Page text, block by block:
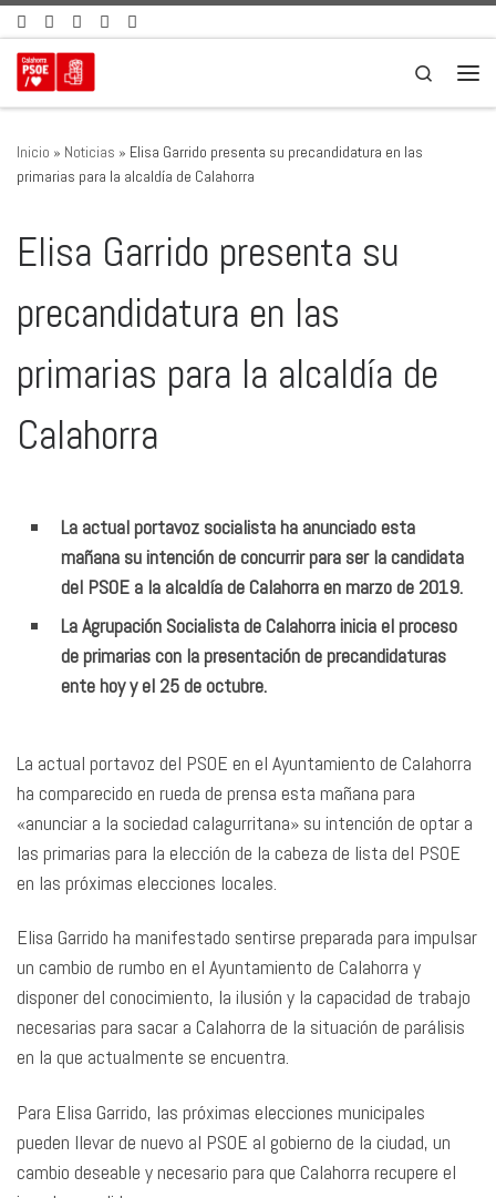
Saltar al contenido
Search
Inicio » Noticias » Elisa Garrido presenta su precandidatura en las
primarias para la alcaldía de Calahorra
Elisa Garrido presenta su
precandidatura en las
primarias para la alcaldía de
Calahorra
La actual portavoz socialista ha anunciado esta
mañana su intención de concurrir para ser la candidata
del PSOE a la alcaldía de Calahorra en marzo de 2019.
La Agrupación Socialista de Calahorra inicia el proceso
de primarias con la presentación de precandidaturas
ente hoy y el 25 de octubre.
La actual portavoz del PSOE en el Ayuntamiento de Calahorra
ha comparecido en rueda de prensa esta mañana para
«anunciar a la sociedad calagurritana» su intención de optar a
las primarias para la elección de la cabeza de lista del PSOE
en las próximas elecciones locales.
Elisa Garrido ha manifestado sentirse preparada para impulsar
un cambio de rumbo en el Ayuntamiento de Calahorra y
disponer del conocimiento, la ilusión y la capacidad de trabajo
necesarias para sacar a Calahorra de la situación de parálisis
en la que actualmente se encuentra.
Para Elisa Garrido, las próximas elecciones municipales
pueden llevar de nuevo al PSOE al gobierno de la ciudad, un
cambio deseable y necesario para que Calahorra recupere el